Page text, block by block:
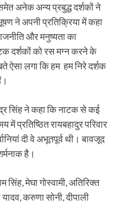
अनेक अन्य प्रबुद्ध दर्शकों ने
ने अपनी प्रतिक्रिया में कहा
और मनुष्यता का
दर्शकों को रस मग्न करने के
ऐसा लगा कि हम हम निरे दर्शक
सिंह ने कहा कि नाटक से कई
प्रतिष्ठित रायबहादुर परिवार
दी वे अभूतपूर्व थी। बावजूद
है।
मेघा गोस्वामी, अतिरिक्त
करुणा सोनी, दीपाली